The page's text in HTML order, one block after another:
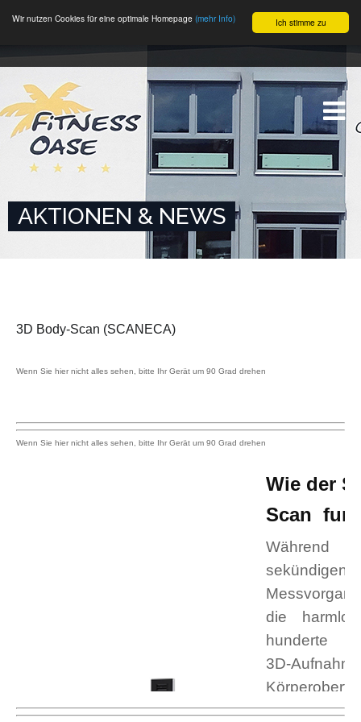
Ich stimme zu
Wir nutzen Cookies für eine optimale Homepage (mehr Info)
AKTIONEN & NEWS
3D Body-Scan (SCANECA)
Wir bieten Dir
umfangreiche
detaillierte
Körperanalyse
der neuesten
Generation
Wie der
Scan
Während
sekündigen
die
hunderte
3D-
einzigartiger